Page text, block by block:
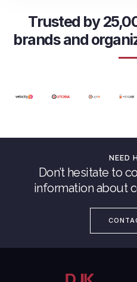
Trusted by
brands and
NEED
Don’t hesitate to
information about